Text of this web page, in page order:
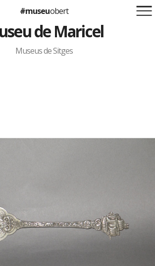
Suma't a la iniciativa
#museuobert
de Maricel
Museus de Sitges